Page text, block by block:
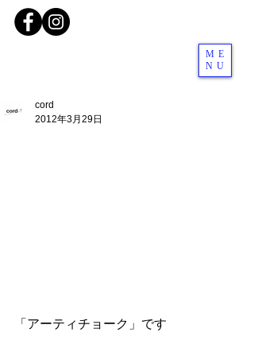
ME
NU
cord
2012年3月29日
「アーティチョーク」です